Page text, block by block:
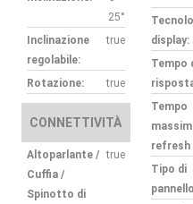
25°
Inclinazione
regolabile:
true
Rotazione: true
CONNETTIVITÀ
Altoparlante /
Cuffia /
Spinotto di
true
display:
Tempo
Tempo
refresh
Tipo di